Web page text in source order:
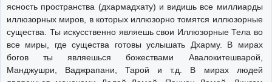
ясность пространства (дхармадхату) и видишь все миллиарды
иллюзорных миров, в которых иллюзорно томятся иллюзорные
существа. Ты искусственно являешь свои Иллюзорные Тела во
все миры, где существа готовы услышать Дхарму. В мирах
богов ты являешься божествами Авалокитешварой,
Манджушри, Ваджрапани, Тарой и т.д. В мирах людей